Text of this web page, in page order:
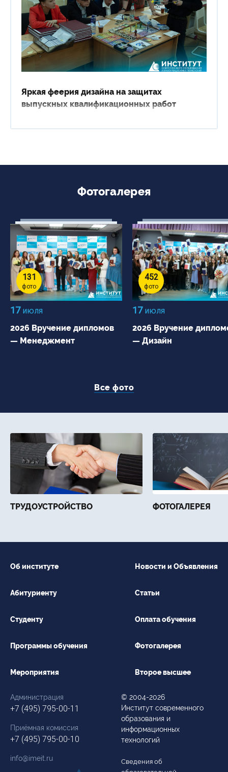
Яркая феерия дизайна на защитах
выпускных квалификационных работ
Фотогалерея
131
фото
17июля
2026 Вручение дипломов
— Менеджмент
452
фото
17июля
2026 Вручение
— Дизайн
Все фото
ТРУДОУСТРОЙСТВО ФОТОГАЛЕРЕЯ
Об институте
Абитуриенту
Студенту
Программы обучения
Мероприятия
Новости и Объявления
Статьи
Оплата обучения
Фотогалерея
Второе высшее
Администрация
+7 (495) 795-00-11
Приёмная комиссия
+7 (495) 795-00-10
info@imeit.ru
© 2004-2026
Институт современного
образования и
информационных
технологий
Сведения об